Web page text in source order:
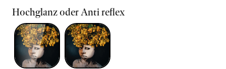
Hochglanz oder Anti reflex